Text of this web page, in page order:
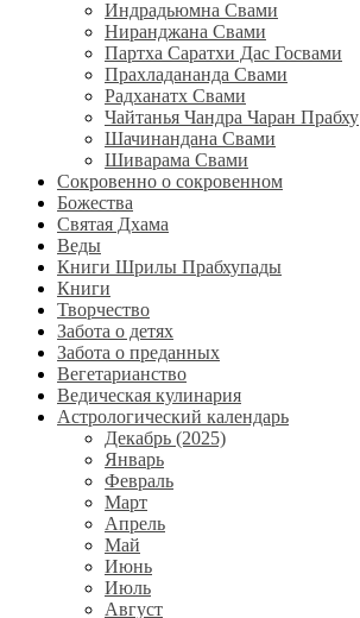
Индрадьюмна Свами
Ниранджана Свами
Партха Саратхи Дас Госвами
Прахладананда Свами
Радханатх Свами
Чайтанья Чандра Чаран Прабху
Шачинандана Свами
Шиварама Свами
Сокровенно о сокровенном
Божества
Святая Дхама
Веды
Книги Шрилы Прабхупады
Книги
Творчество
Забота о детях
Забота о преданных
Вегетарианство
Ведическая кулинария
Астрологический календарь
Декабрь (2025)
Январь
Февраль
Март
Апрель
Май
Июнь
Июль
Август